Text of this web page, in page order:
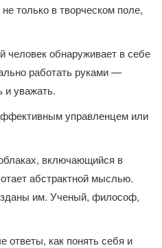
только в творческом поле,
обнаруживает в себе
работать руками —
и уважать.
управленцем или
включающийся в
абстрактной мыслью.
им. Ученый, философ,
ответы, как понять себя и